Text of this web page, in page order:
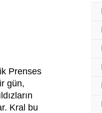
Prenses
gün,
Kral bu